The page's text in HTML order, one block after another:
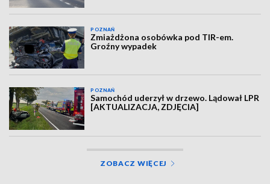
POZNAŃ
Zmiażdżona osobówka pod TIR-em.
Groźny wypadek
POZNAŃ
Samochód uderzył w drzewo. Lądował LPR
[AKTUALIZACJA, ZDJĘCIA]
ZOBACZ WIĘCEJ